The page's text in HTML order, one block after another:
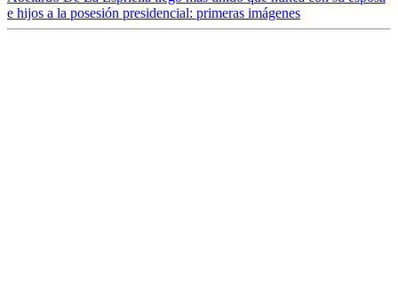
e hijos a la posesión presidencial: primeras imágenes